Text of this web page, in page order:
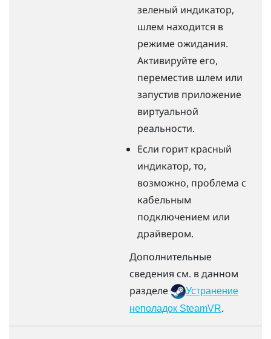
зеленый индикатор,
шлем находится в
режиме ожидания.
Активируйте его,
переместив шлем или
запустив приложение
виртуальной
реальности.
Если горит красный
индикатор, то,
возможно, проблема с
кабельным
подключением или
драйвером.
Дополнительные
сведения см. в данном
разделе
Устранение
неполадок SteamVR.